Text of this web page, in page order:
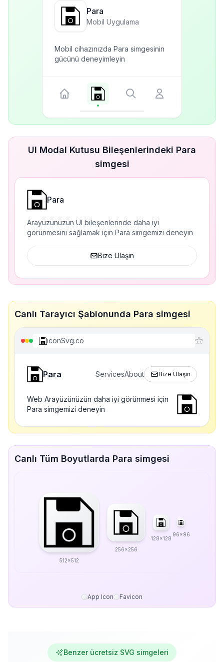
Para
Mobil Uygulama
Mobil cihazınızda Para simgesinin
gücünü deneyimleyin
UI Modal Kutusu Bileşenlerindeki Para
simgesi
Para
Arayüzünüzün UI bileşenlerinde daha iyi
görünmesini sağlamak için Para simgemizi deneyin
Bize Ulaşın
Canlı Tarayıcı Şablonunda Para simgesi
iconSvg.co
Para ServicesAbout Bize Ulaşın
Web Arayüzünüzün daha iyi görünmesi için
Para simgemizi deneyin
Canlı Tüm Boyutlarda Para simgesi
512x512
256x256
128x128
96x96
App Icon Favicon
Benzer ücretsiz SVG simgeleri